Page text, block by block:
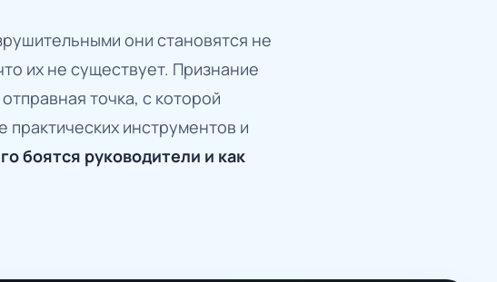
они становятся не
их не существует. Признание
точка, с которой
инструментов и
боятся руководители и как